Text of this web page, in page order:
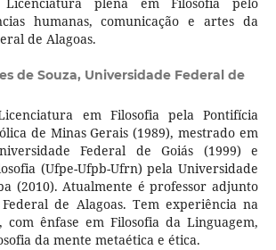
humanas, comunicação e artes da
de Alagoas.
de Souza, Universidade Federal de
em Filosofia pela Pontifícia
de Minas Gerais (1989), mestrado em
Federal de Goiás (1999) e
(Ufpe-Ufpb-Ufrn) pela Universidade
(2010). Atualmente é professor adjunto
de Alagoas. Tem experiência na
com ênfase em Filosofia da Linguagem,
da mente metaética e ética.